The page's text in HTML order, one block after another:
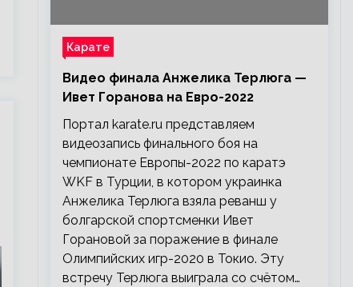
Карате
Видео финала Анжелика Терлюга —
Ивет Горанова на Евро-2022
Портал karate.ru представляем
видеозапись финального боя на
чемпионате Европы-2022 по каратэ
WKF в Турции, в котором украинка
Анжелика Терлюга взяла реванш у
болгарской спортсменки Ивет
Горановой за поражение в финале
Олимпийских игр-2020 в Токио. Эту
встречу Терлюга выиграла со счётом…